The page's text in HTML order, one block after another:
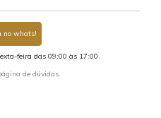
no whats!
feira das 09:00 às 17:00.
de dúvidas.